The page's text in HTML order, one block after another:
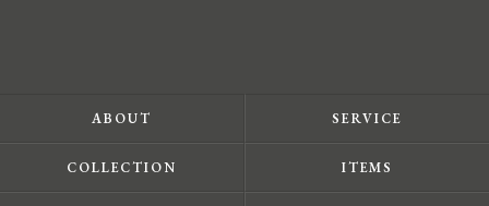
ABOUT SERVICE
COLLECTION ITEMS